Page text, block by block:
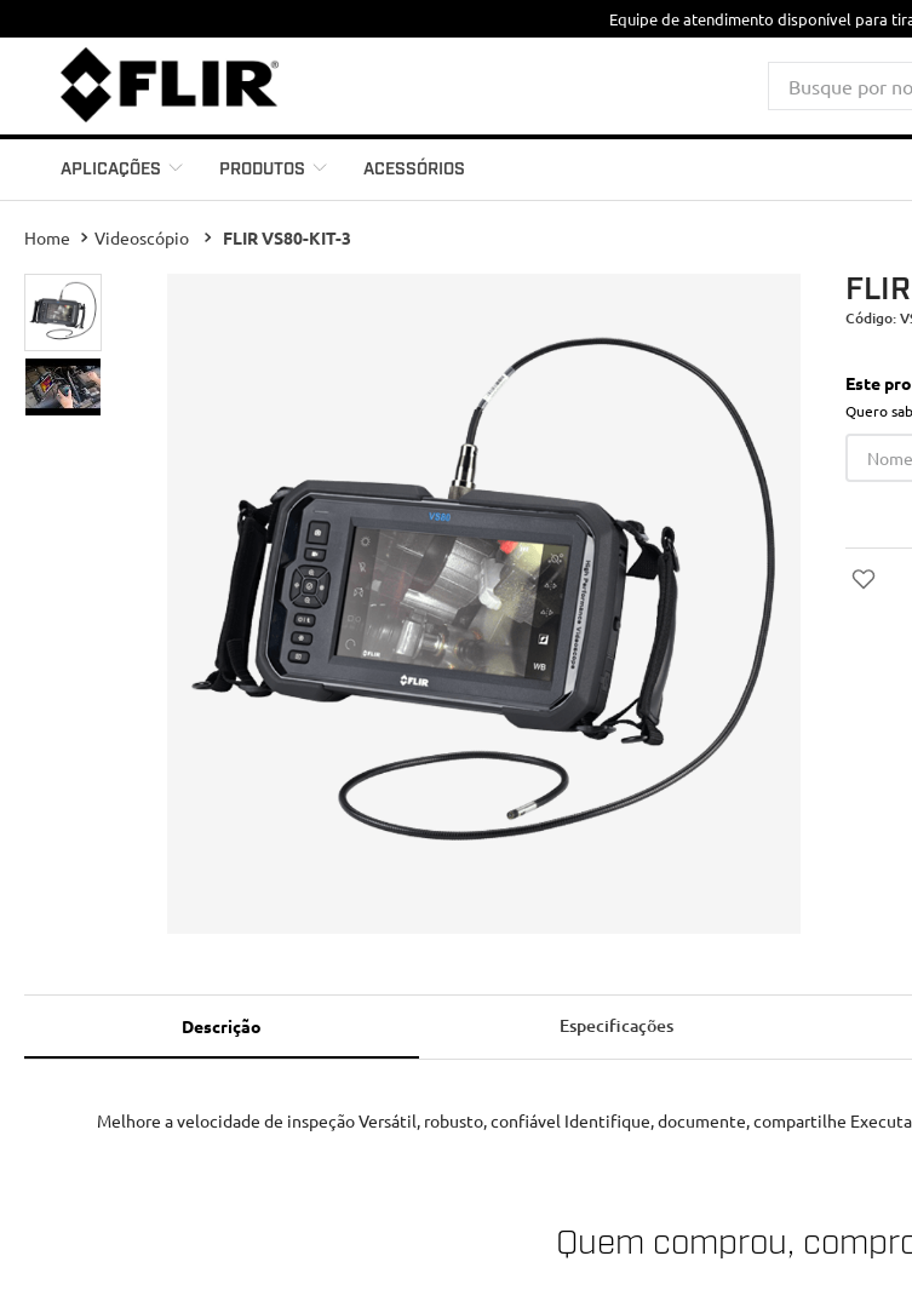
Equipe de atendimento disponível para
Busque por nome
APLICAÇÕES PRODUTOS ACESSÓRIOS
Videoscópio FLIR VS80-KIT-3
Código:
Este
Quero
Descrição Especificações
Melhore a velocidade de inspeção Versátil, robusto, confiável Identifique, documente, compartilhe
Quem comprou,